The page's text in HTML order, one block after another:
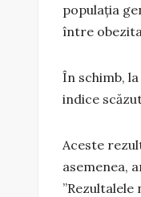
populația
între
În schimb,
indice
Aceste
asemenea,